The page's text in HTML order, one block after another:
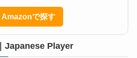
Amazonで探す
Japanese Player